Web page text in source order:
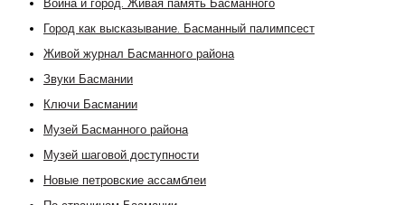
Война и город. Живая память Басманного
Город как высказывание. Басманный палимпсест
Живой журнал Басманного района
Звуки Басмании
Ключи Басмании
Музей Басманного района
Музей шаговой доступности
Новые петровские ассамблеи